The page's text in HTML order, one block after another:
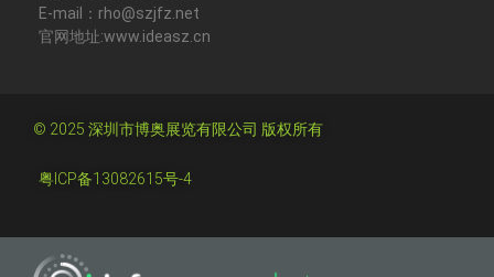
E-mail：rho@szjfz.net
官网地址:www.ideasz.cn
© 2025 深圳市博奥展览有限公司 版权所有
粤ICP备13082615号-4